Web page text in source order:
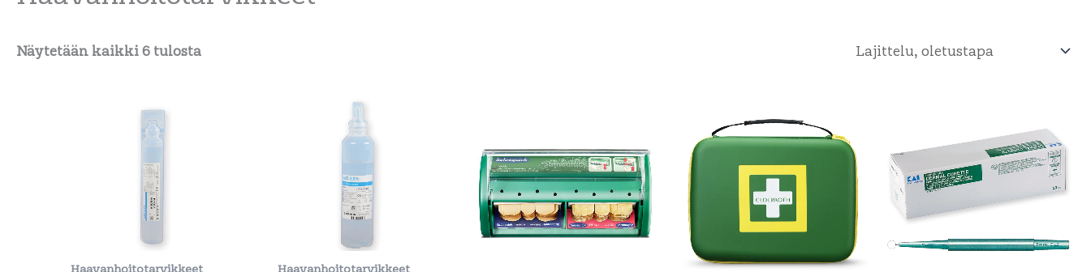
Näytetään kaikki 6 tulosta
Haavanhoitotarvikkeet Haavanhoitotarvikkeet
tuotteella
on
useampi
muunnelma.
tehdä
valinnat